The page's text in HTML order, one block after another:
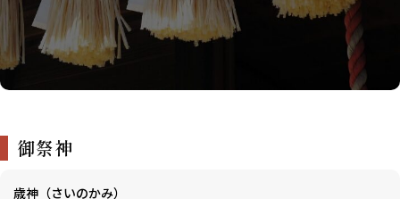
御祭神
歳神（さいのかみ）